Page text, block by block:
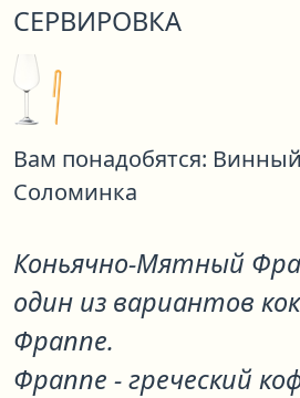
СЕРВИРОВКА
Вам понадобятся:
Соломинка
Коньячно-Мятный
один из вариантов
Фраппе.
Фраппе - греческий